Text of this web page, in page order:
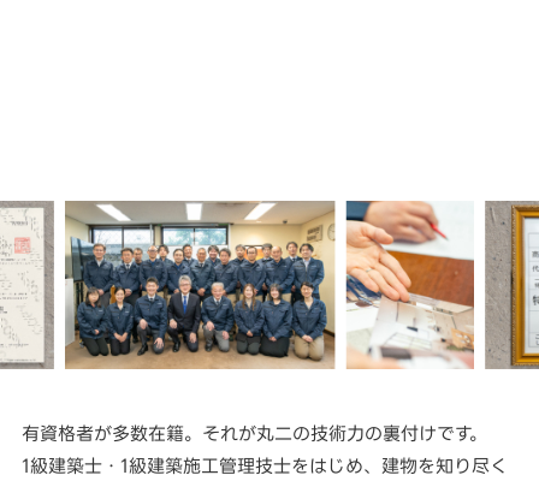
有資格者が多数在籍。それが丸二の技術力の裏付けです。
1級建築士・1級建築施工管理技士をはじめ、建物を知り尽く